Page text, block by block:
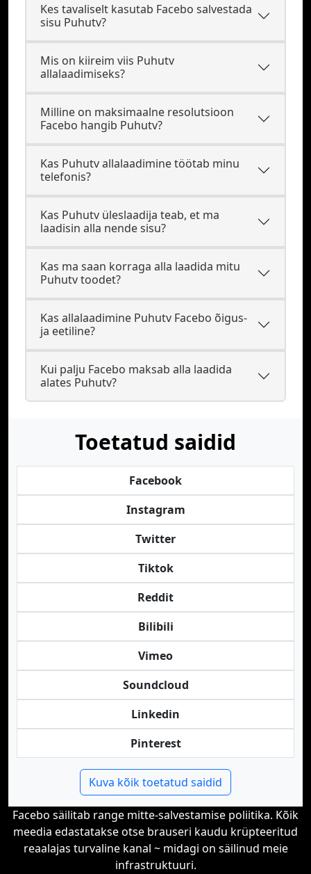
Kes tavaliselt kasutab Facebo salvestada
sisu Puhutv?
Mis on kiireim viis Puhutv
allalaadimiseks?
Milline on maksimaalne resolutsioon
Facebo hangib Puhutv?
Kas Puhutv allalaadimine töötab minu
telefonis?
Kas Puhutv üleslaadija teab, et ma
laadisin alla nende sisu?
Kas ma saan korraga alla laadida mitu
Puhutv toodet?
Kas allalaadimine Puhutv Facebo õigus-
ja eetiline?
Kui palju Facebo maksab alla laadida
alates Puhutv?
Toetatud saidid
Facebook
Instagram
Twitter
Tiktok
Reddit
Bilibili
Vimeo
Soundcloud
Linkedin
Pinterest
Kuva kõik toetatud saidid
Facebo säilitab range mitte-salvestamise poliitika. Kõik
meedia edastatakse otse brauseri kaudu krüpteeritud
reaalajas turvaline kanal ~ midagi on säilinud meie
infrastruktuuri.